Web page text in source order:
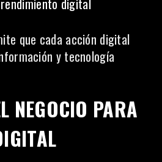
que cada acción digital
y tecnología
NEGOCIO PARA